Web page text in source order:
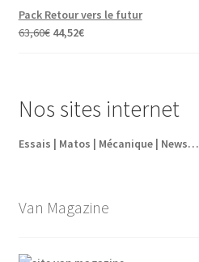
initial
était :
5,95€.
est :
Pack Retour vers le futur
63,60€ Le
63,60€.
44,52€Le
44,52€.
Nos sites internet
Essais | Matos | Mécanique | News…
Van Magazine